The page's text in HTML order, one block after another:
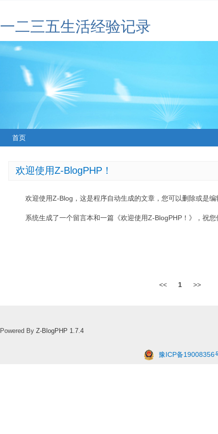
一二三五生活经验记录
首页
欢迎使用Z-BlogPHP！
欢迎使用Z-Blog，这是程序自动生成的文章，您可以删除或是编
系统生成了一个留言本和一篇《欢迎使用Z-BlogPHP！》，祝
<< 1 >>
Powered By Z-BlogPHP 1.7.4
豫ICP备19008356